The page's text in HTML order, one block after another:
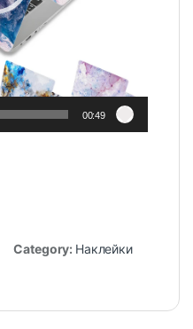
00:49
Category: Наклейки